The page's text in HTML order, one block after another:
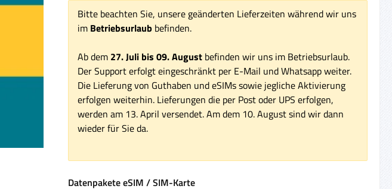
Bitte beachten Sie, unsere geänderten Lieferzeiten während wir uns
im Betriebsurlaub befinden.
Ab dem 27. Juli bis 09. Augustbefinden wir uns im Betriebsurlaub.
Der Support erfolgt eingeschränkt per E-Mail und Whatsapp weiter.
Die Lieferung von Guthaben und eSIMs sowie jegliche Aktivierung
erfolgen weiterhin. Lieferungen die per Post oder UPS erfolgen,
werden am 13. April versendet. Am dem 10. August sind wir dann
wieder für Sie da.
Datenpakete eSIM / SIM-Karteauswählen